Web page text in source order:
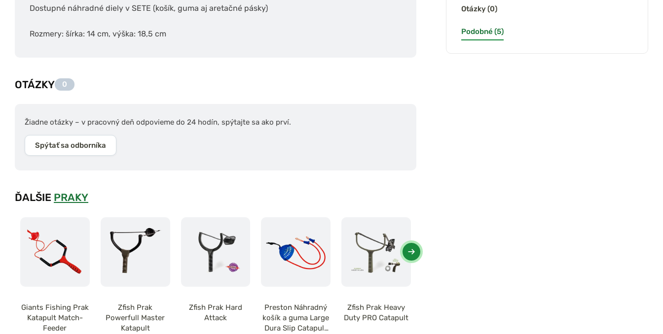
Dostupné náhradné diely v SETE (košík, guma aj aretačné pásky)
Rozmery: šírka: 14 cm, výška: 18,5 cm
OTÁZKY 0
Žiadne otázky – v pracovný deň odpovieme do 24 hodín, spýtajte sa ako prví.
Spýtať sa odborníka
ĎALŠIE PRAKY
Giants Fishing Prak
Katapult Match-
Feeder
Zfish Prak
Powerfull Master
Katapult
Zfish Prak Hard
Attack
Preston Náhradný
košík a guma Large
Dura Slip Catapult
Zfish Prak Heavy
Duty PRO Catapult
Otázky (0)
Podobné (5)